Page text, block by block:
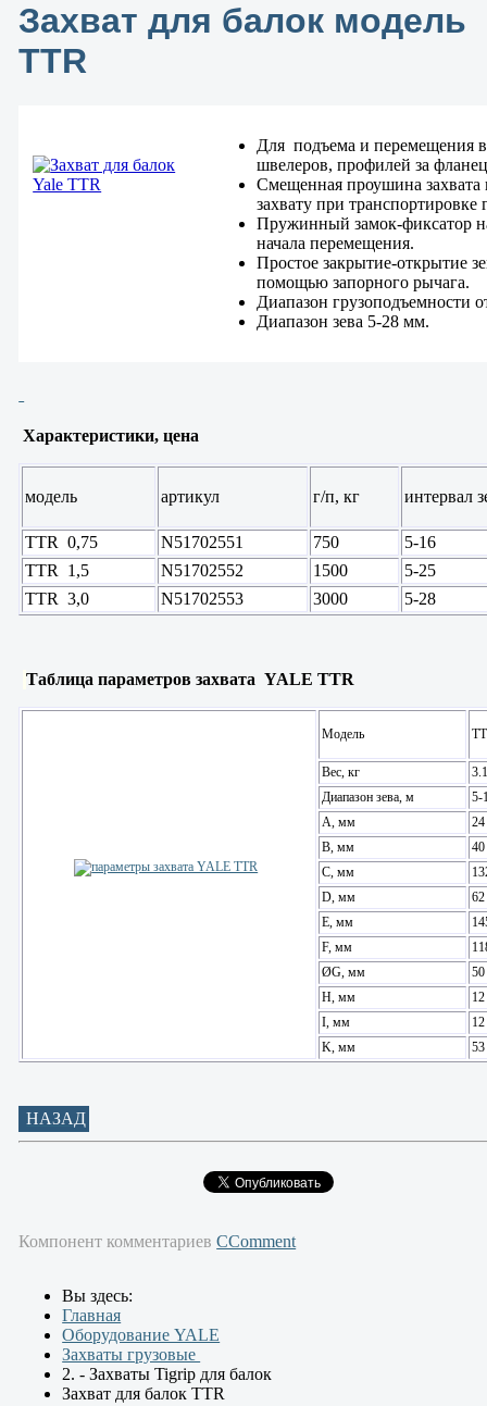
Захват для балок модель
TTR
Для подъема и перемещения
швелеров, профилей за
Смещенная проушина захвата
захвату при транспортировке
Пружинный замок-фиксатор
начала перемещения.
Простое закрытие-открытие
помощью запорного рычага.
Диапазон грузоподъемности
Диапазон зева 5-28 мм.
Характеристики, цена
модель артикул г/п, кг интервал
TTR 0,75 N51702551 750
5-16
TTR 1,5
N51702552 1500
5-25
TTR 3,0
N51702553 3000 5-28
Таблица параметров захвата YALE TTR
Модель
Вес, кг
Диапазон зева, м
5-
А, мм
24
В, мм
40
С, мм
D, мм
62
E, мм
F, мм
ØG, мм
50
H, мм
12
I, мм
12
K, мм
53
НАЗАД
Компонент комментариевCComment
Вы здесь:
Главная
Оборудование YALE
Захваты грузовые
2. - Захваты Tigrip для балок
Захват для балок TTR